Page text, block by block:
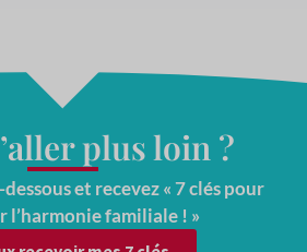
plus loin ?
et recevez « 7 clés pour
l’harmonie familiale ! »